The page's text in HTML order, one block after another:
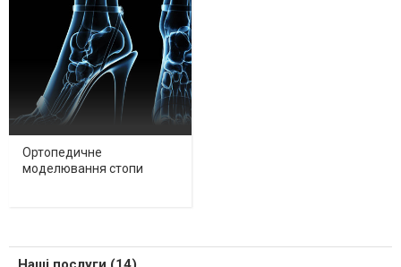
Ортопедичне
моделювання стопи